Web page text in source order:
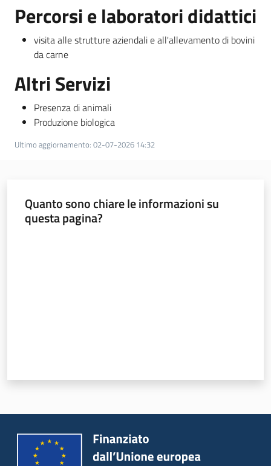
Piani programmi
progetti
Percorsi e laboratori didattici
visita alle strutture aziendali e all'allevamento di bovini
da carne
Altri Servizi
Presenza di animali
Produzione biologica
Ultimo aggiornamento: 02-07-2026 14:32
Quanto sono chiare le informazioni su
questa pagina?